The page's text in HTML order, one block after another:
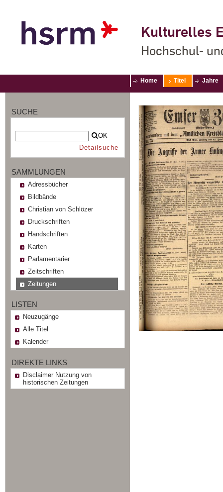
Kulturelles
Hochschul-
Home Titel Jahre
SUCHE
OK
Detailsuche
SAMMLUNGEN
Adressbücher
Bildbände
Christian von Schlözer
Druckschriften
Handschriften
Karten
Parlamentarier
Zeitschriften
Zeitungen
LISTEN
Neuzugänge
Alle Titel
Kalender
DIREKTE LINKS
Disclaimer Nutzung von
historischen Zeitungen